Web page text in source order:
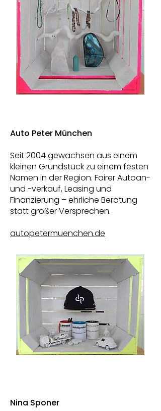
Auto Peter München
Seit 2004 gewachsen aus einem
kleinen Grundstück zu einem festen
Namen in der Region. Fairer Autoan-
und -verkauf, Leasing und
Finanzierung – ehrliche Beratung
statt großer Versprechen.
autopetermuenchen.de
Nina Sponer